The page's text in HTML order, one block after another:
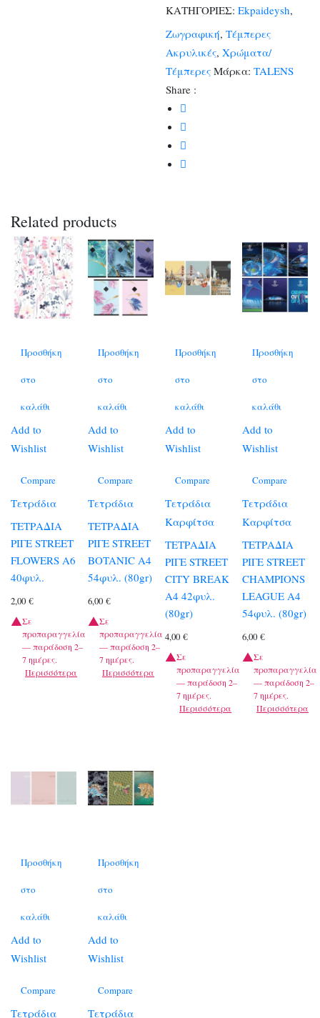
ποσότητα
ΚΑΤΗΓΟΡΙΕΣ: Ekpaideysh,
Ζωγραφική,Τέμπερες
Ακρυλικές,Χρώματα/
Τέμπερες Μάρκα:TALENS
Share :
Related products
Προσθήκη
στο
καλάθι
Add to
Wishlist
Compare
Τετράδια
ΤΕΤΡΑΔΙΑ
ΡΙΓΕ STREET
FLOWERS Α6
40φυλ.
2,00 €
Σε
προπαραγγελία
— παράδοση 2–
7 ημέρες.
Περισσότερα
Προσθήκη
στο
καλάθι
Add to
Wishlist
Compare
Τετράδια
ΤΕΤΡΑΔΙΑ
ΡΙΓΕ STREET
BOTANIC A4
54φυλ. (80gr)
6,00€
Σε
προπαραγγελία
— παράδοση 2–
7 ημέρες.
Περισσότερα
Προσθήκη
στο
καλάθι
Add to
Wishlist
Compare
Τετράδια
Καρφίτσα
ΤΕΤΡΑΔΙΑ
ΡΙΓΕ STREET
CITY BREAK
A4 42φυλ.
(80gr)
4,00€
Σε
προπαραγγελία
— παράδοση 2–
7 ημέρες.
Περισσότερα
Προσθήκη
στο
καλάθι
Add to
Wishlist
Compare
Τετράδια
Καρφίτσα
ΤΕΤΡΑΔΙΑ
ΡΙΓΕ STREET
CHAMPIONS
LEAGUE A4
54φυλ. (80gr)
6,00€
Σε
προπαραγγελία
— παράδοση 2–
7 ημέρες.
Περισσότερα
Προσθήκη
στο
καλάθι
Add to
Wishlist
Compare
Τετράδια
Προσθήκη
στο
καλάθι
Add to
Wishlist
Compare
Τετράδια